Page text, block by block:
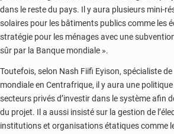
dans le reste du pays. Il y aura plusieurs mini-
solaires pour les bâtiments publics comme les
stratégie pour les ménages avec une
sûr par la Banque mondiale ».
Toutefois, selon Nash Fiifi Eyison, spécialiste de
mondiale en Centrafrique, il y aura une
secteurs privés d’investir dans le système afin
du projet. Il a aussi insisté sur la gestion de
institutions et organisations étatiques comme